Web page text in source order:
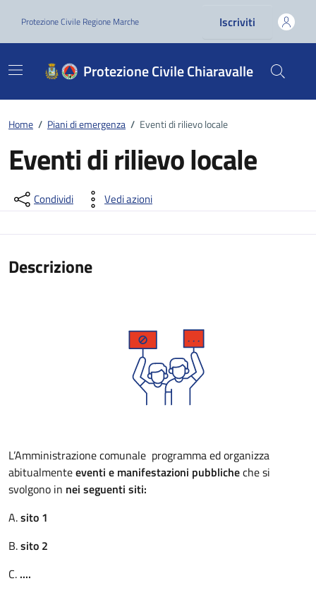
Protezione Civile Regione Marche Iscriviti
Protezione Civile Chiaravalle
Home / Piani di emergenza / Eventi di rilievo locale
Eventi di rilievo locale
Dettagli della notizia
Condividi Vedi azioni
Descrizione
L’Amministrazione comunale programma ed organizza
abitualmenteeventi e manifestazioni pubblicheche si
svolgono in nei seguenti siti:
A.sito 1
B.sito 2
C. ....